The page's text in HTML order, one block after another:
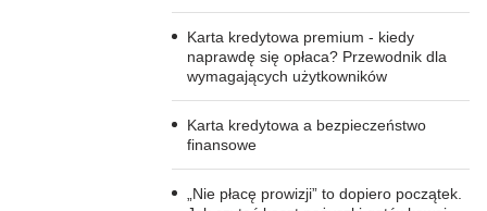
Karta kredytowa premium - kiedy
naprawdę się opłaca? Przewodnik dla
wymagających użytkowników
Karta kredytowa a bezpieczeństwo
finansowe
„Nie płacę prowizji” to dopiero początek.